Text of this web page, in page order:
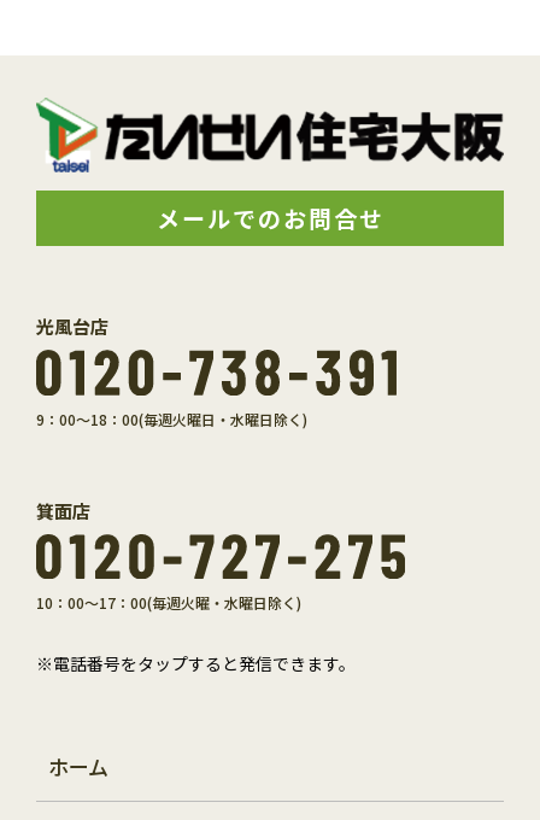
メールでのお問合せ
光風台店
9：00～18：00(毎週火曜日・水曜日除く)
箕面店
10：00～17：00(毎週火曜・水曜日除く)
※電話番号をタップすると発信できます。
ホーム